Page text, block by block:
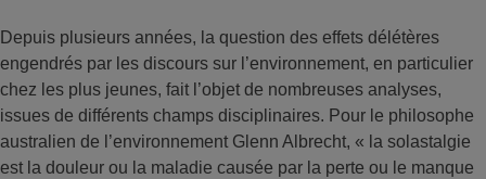
Depuis plusieurs années, la question des effets délétères
engendrés par les discours sur l’environnement, en particulier
chez les plus jeunes, fait l’objet de nombreuses analyses,
issues de différents champs disciplinaires. Pour le philosophe
australien de l’environnement Glenn Albrecht, « la solastalgie
est la douleur ou la maladie causée par la perte ou le manque